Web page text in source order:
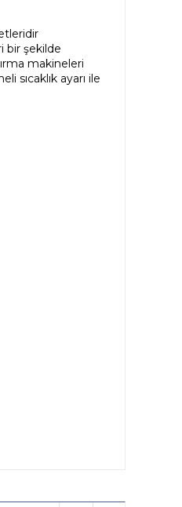
bir şekilde
makineleri
sıcaklık ayarı ile